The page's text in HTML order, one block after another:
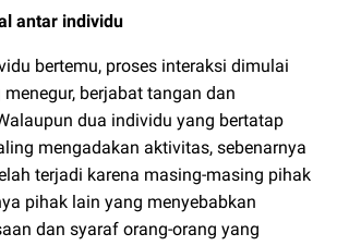
antar individu
bertemu, proses interaksi dimulai
berjabat tangan dan
dua individu yang bertatap
mengadakan aktivitas, sebenarnya
terjadi karena masing-masing pihak
pihak lain yang menyebabkan
dan syaraf orang-orang yang